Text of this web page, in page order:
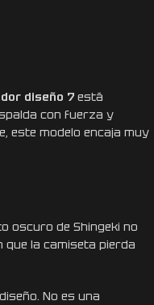
diseño 7 está
con fuerza y
este modelo encaja muy
oscuro de Shingeki no
que la camiseta pierda
No es una